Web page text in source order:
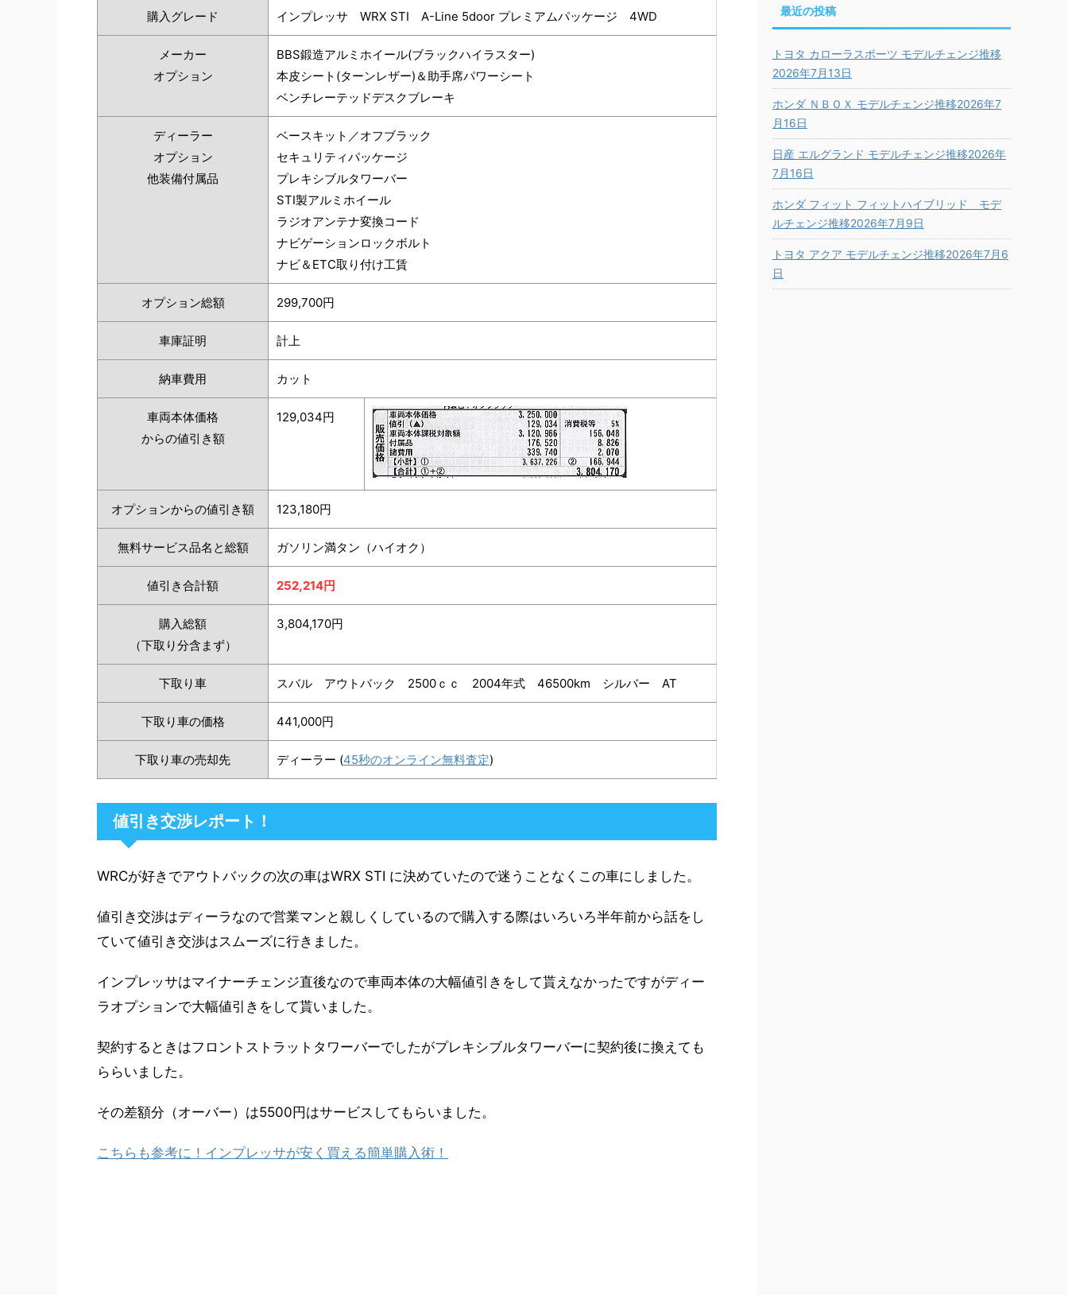
購入グレード インプレッサ WRX STI A-Line 5door プレミアムパッケージ 4WD
メーカー
オプション
BBS鍛造アルミホイール(ブラックハイラスター)
本皮シート(ターンレザー)＆助手席パワーシート
ベンチレーテッドデスクブレーキ
ディーラー
オプション
他装備付属品
ベースキット／オフブラック
セキュリティパッケージ
プレキシブルタワーバー
STI製アルミホイール
ラジオアンテナ変換コード
ナビゲーションロックボルト
ナビ＆ETC取り付け工賃
オプション総額 299,700円
車庫証明 計上
納車費用 カット
車両本体価格
からの値引き額
129,034円
オプションからの値引き額 123,180円
無料サービス品名と総額 ガソリン満タン（ハイオク）
値引き合計額 252,214円
購入総額
（下取り分含まず）
3,804,170円
下取り車 スバル アウトバック 2500ｃｃ 2004年式 46500km シルバー AT
下取り車の価格 441,000円
下取り車の売却先 ディーラー (45秒のオンライン無料査定)
値引き交渉レポート！
WRCが好きでアウトバックの次の車はWRX STI に決めていたので迷うことなくこの車にしました。
値引き交渉はディーラなので営業マンと親しくしているので購入する際はいろいろ半年前から話をし
ていて値引き交渉はスムーズに行きました。
インプレッサはマイナーチェンジ直後なので車両本体の大幅値引きをして貰えなかったですがディー
ラオプションで大幅値引きをして貰いました。
契約するときはフロントストラットタワーバーでしたがプレキシブルタワーバーに契約後に換えても
ららいました。
その差額分（オーバー）は5500円はサービスしてもらいました。
こちらも参考に！インプレッサが安く買える簡単購入術！
最近の投稿
トヨタ カローラスポーツ モデルチェンジ推移
2026年7月13日
ホンダ ＮＢＯＸ モデルチェンジ推移2026年7
月16日
日産 エルグランド モデルチェンジ推移2026年
7月16日
ホンダ フィット フィットハイブリッド モデ
ルチェンジ推移2026年7月9日
トヨタ アクア モデルチェンジ推移2026年7月6
日